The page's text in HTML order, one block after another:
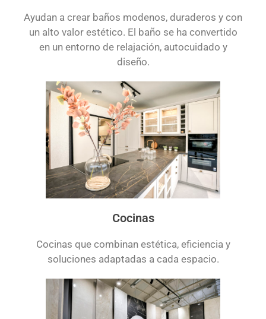
Ayudan a crear baños modenos, duraderos y con
un alto valor estético. El baño se ha convertido
en un entorno de relajación, autocuidado y
diseño.
Cocinas
Cocinas que combinan estética, eficiencia y
soluciones adaptadas a cada espacio.